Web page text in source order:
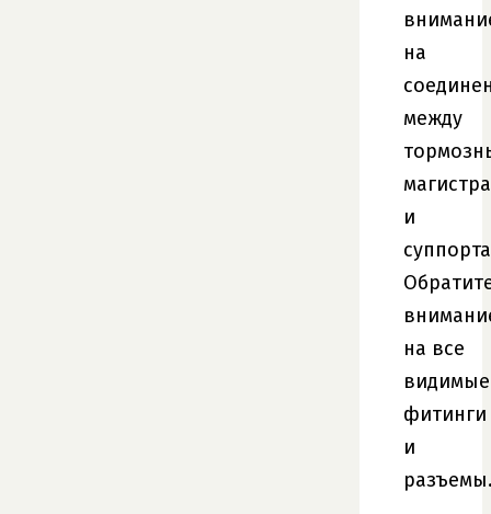
на
между
и
на все
видимые
фитинги
и